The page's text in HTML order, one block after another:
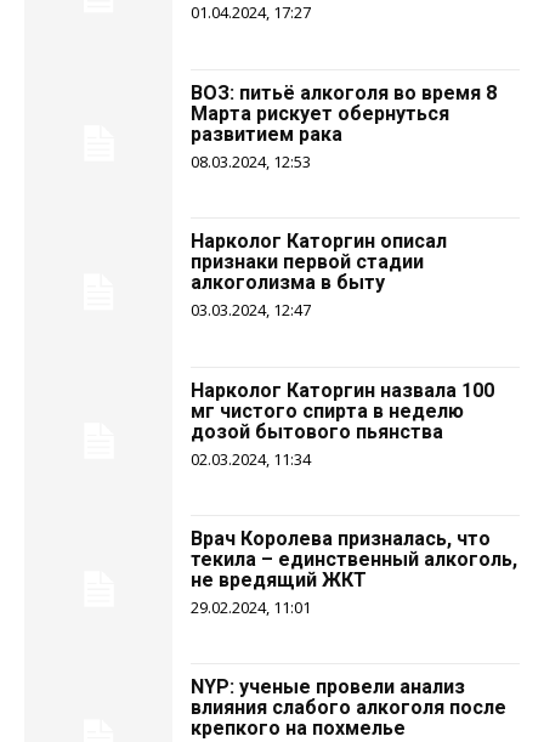
01.04.2024, 17:27
ВОЗ: питьё алкоголя во время 8
Марта рискует обернуться
развитием рака
08.03.2024, 12:53
Нарколог Каторгин описал
признаки первой стадии
алкоголизма в быту
03.03.2024, 12:47
Нарколог Каторгин назвала 100
мг чистого спирта в неделю
дозой бытового пьянства
02.03.2024, 11:34
Врач Королева призналась, что
текила – единственный алкоголь,
не вредящий ЖКТ
29.02.2024, 11:01
NYP: ученые провели анализ
влияния слабого алкоголя после
крепкого на похмелье